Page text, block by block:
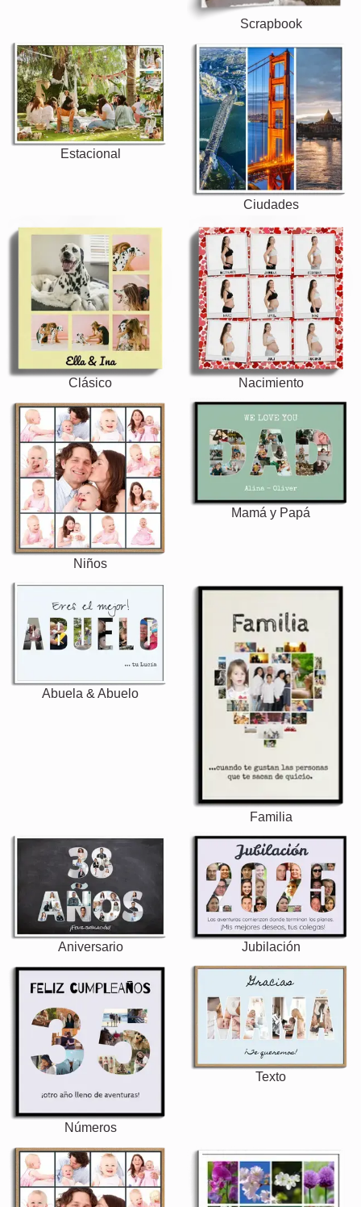
Scrapbook
Estacional
Ciudades
Clásico Nacimiento
Niños
Mamá y Papá
Abuela & Abuelo
Familia
Aniversario Jubilación
Números
Texto